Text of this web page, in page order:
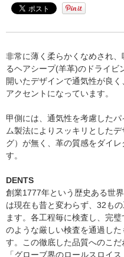
非常に薄く柔らかくなめされ
るヘアシープ(羊革)のドライビ
開いたデザインで通気性が良
アクセントになっています。
甲側には、通気性を考慮した
ム製法によりスッキリとした
グ）が無く、革の質感をダイ
す。
DENTS
創業1777年という歴史ある世
は現在も昔と変わらず、32も
ます。各工程毎に検査し、完
のような厳しい検査を通過し
す。この徹底した品質へのこ
「グローブ界のロールスロイ